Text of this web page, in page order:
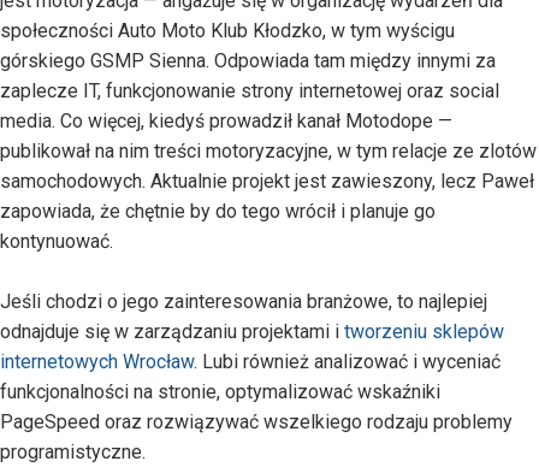
społeczności Auto Moto Klub Kłodzko, w tym wyścigu
górskiego GSMP Sienna. Odpowiada tam między innymi za
zaplecze IT, funkcjonowanie strony internetowej oraz social
media. Co więcej, kiedyś prowadził kanał Motodope —
publikował na nim treści motoryzacyjne, w tym relacje ze zlotów
samochodowych. Aktualnie projekt jest zawieszony, lecz Paweł
zapowiada, że chętnie by do tego wrócił i planuje go
kontynuować.
Jeśli chodzi o jego zainteresowania branżowe, to najlepiej
odnajduje się w zarządzaniu projektami i tworzeniu sklepów
internetowych Wrocław. Lubi również analizować i wyceniać
funkcjonalności na stronie, optymalizować wskaźniki
PageSpeed oraz rozwiązywać wszelkiego rodzaju problemy
programistyczne.